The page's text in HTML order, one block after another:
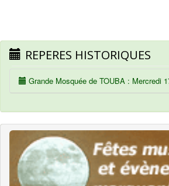
REPERES HISTORIQUES
Grande Mosquée de TOUBA : Mercredi